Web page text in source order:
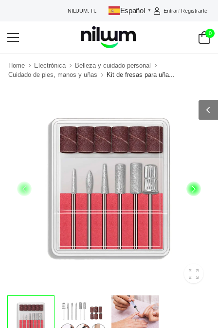
NILUUM: TU TIENDA DE CONFIANZA
Español ▼ Entrar/ Registrarte
0
Home Electrónica
Belleza y cuidado personal
Cuidado de pies, manos y uñas
Kit de fresas para uña...